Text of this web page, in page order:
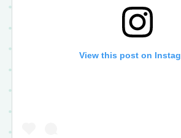
View this post on